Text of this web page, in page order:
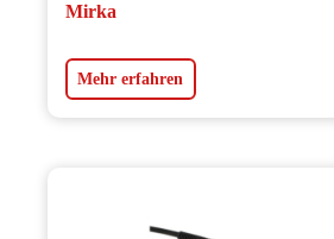
Mirka
Mehr erfahren